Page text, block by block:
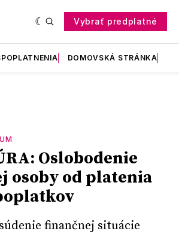
Vybrať predplatné
DOMOVSKÁ STRÁNKA
Oslobodenie
osoby od platenia
finančnej situácie